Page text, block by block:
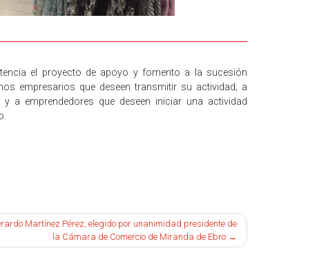
el proyecto de apoyo y fomento a la sucesión
empresarios que deseen transmitir su actividad; a
a emprendedores que deseen iniciar una actividad
Martínez Pérez, elegido por unanimidad presidente de
la Cámara de Comercio de Miranda de Ebro